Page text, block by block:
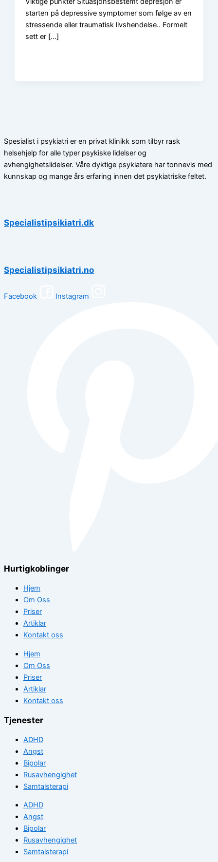
starten på depressive symptomer som følge av en
stressende eller traumatisk livshendelse.. Formelt
sett er […]
Spesialist i psykiatri er en privat klinikk som tilbyr rask
helsehjelp for alle typer psykiske lidelser og
avhengighetslidelser. Våre dyktige psykiatere har tonnevis med
kunnskap og mange års erfaring innen det psykiatriske feltet.
Specialistipsikiatri.dk
Specialistipsikiatri.no
Facebook Instagram
Hurtigkoblinger
Hjem
Om Oss
Priser
Artiklar
Kontakt oss
Hjem
Om Oss
Priser
Artiklar
Kontakt oss
Tjenester
ADHD
Angst
Bipolar
Rusavhengighet
Samtalsterapi
ADHD
Angst
Bipolar
Rusavhengighet
Samtalsterapi